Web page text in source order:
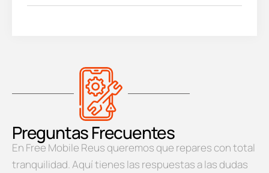
Preguntas Frecuentes
En Free Mobile Reus queremos que repares con total
tranquilidad. Aquí tienes las respuestas a las dudas